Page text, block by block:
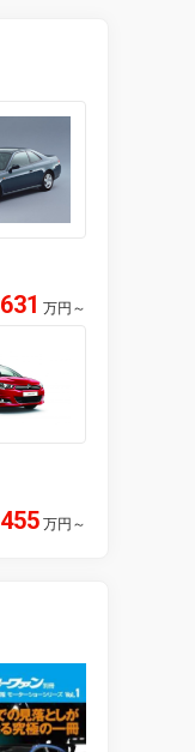
631 万円 ～
455 万円 ～